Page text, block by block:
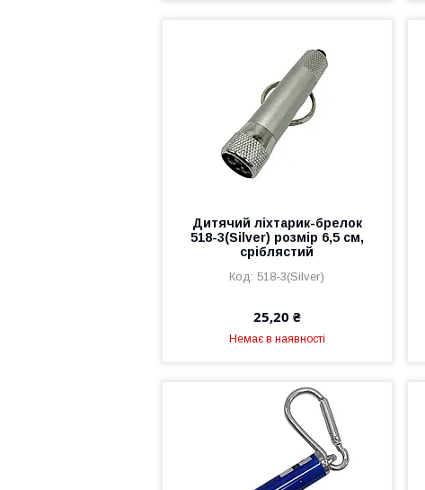
Дитячий ліхтарик-брелок
518-3(Silver) розмір 6,5 см,
сріблястий
518-3(Silver)
25,20 ₴
Немає в наявності